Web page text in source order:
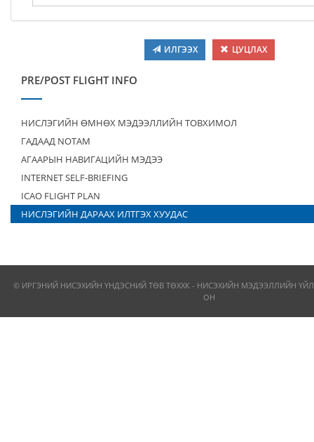
ИЛГЭЭХ ЦУЦЛАХ
PRE/POST FLIGHT INFO
НИСЛЭГИЙН ӨМНӨХ МЭДЭЭЛЛИЙН ТОВХИМОЛ
ГАДААД NOTAM
АГААРЫН НАВИГАЦИЙН МЭДЭЭ
INTERNET SELF-BRIEFING
ICAO FLIGHT PLAN
НИСЛЭГИЙН ДАРААХ ИЛТГЭХ ХУУДАС
© ИРГЭНИЙ НИСЭХИЙН ҮНДЭСНИЙ ТӨВ ТӨХХК - НИСЭХИЙН МЭДЭЭЛЛИЙН
ОН